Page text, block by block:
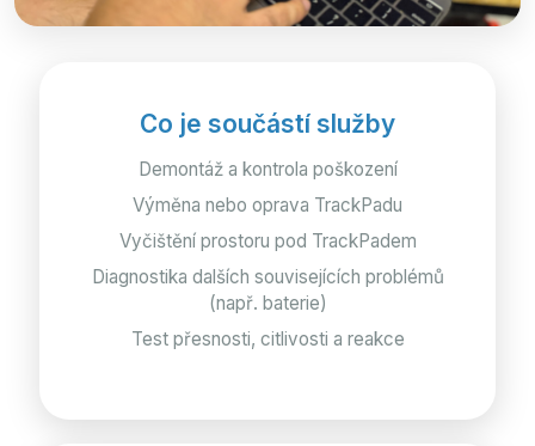
Co je součástí služby
Demontáž a kontrola poškození
Výměna nebo oprava TrackPadu
Vyčištění prostoru pod TrackPadem
Diagnostika dalších souvisejících problémů
(např. baterie)
Test přesnosti, citlivosti a reakce